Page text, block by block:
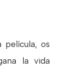
película, os
la vida